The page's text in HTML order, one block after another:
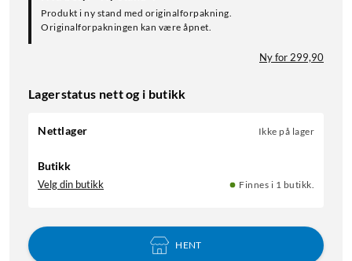
Produkt i ny stand med originalforpakning.
Originalforpakningen kan være åpnet.
Ny for 299,90
Lagerstatus nett og i butikk
Nettlager Ikke på lager
Butikk
Velg din butikk Finnes i 1 butikk.
HENT